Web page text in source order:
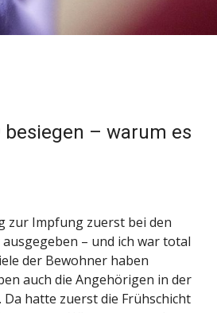
– warum es
zur Impfung zuerst bei den
– und ich war total
der Bewohner haben
auch die Angehörigen in der
hatte zuerst die Frühschicht